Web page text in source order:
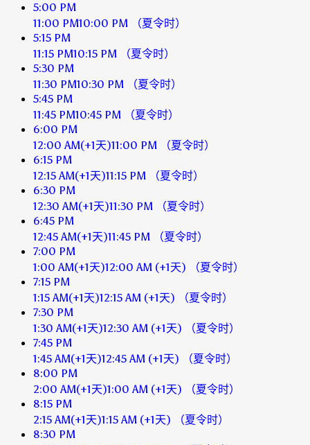
5:00 PM
11:00 PM10:00 PM
（夏令时）
5:15 PM
11:15 PM10:15 PM
（夏令时）
5:30 PM
11:30 PM10:30 PM
（夏令时）
5:45 PM
11:45 PM10:45 PM
（夏令时）
6:00 PM
12:00 AM(+1天)11:00 PM
（夏令时）
6:15 PM
12:15 AM(+1天)11:15 PM
（夏令时）
6:30 PM
12:30 AM(+1天)11:30 PM
（夏令时）
6:45 PM
12:45 AM(+1天)11:45 PM
（夏令时）
7:00 PM
1:00 AM(+1天)12:00 AM (+1天)
（夏令时）
7:15 PM
1:15 AM(+1天)12:15 AM (+1天)
（夏令时）
7:30 PM
1:30 AM(+1天)12:30 AM (+1天)
（夏令时）
7:45 PM
1:45 AM(+1天)12:45 AM (+1天)
（夏令时）
8:00 PM
2:00 AM(+1天)1:00 AM (+1天)
（夏令时）
8:15 PM
2:15 AM(+1天)1:15 AM (+1天)
（夏令时）
8:30 PM